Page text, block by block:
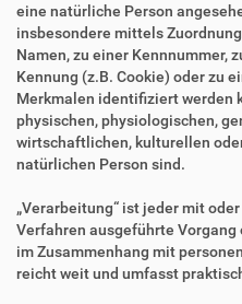
eine natürliche Person
insbesondere mittels
Namen, zu einer Kennnummer,
Kennung (z.B. Cookie) oder zu
Merkmalen identifiziert werden
physischen, physiologischen,
wirtschaftlichen, kulturellen
natürlichen Person sind.
„Verarbeitung“ ist jeder mit
Verfahren ausgeführte
im Zusammenhang mit
reicht weit und umfasst